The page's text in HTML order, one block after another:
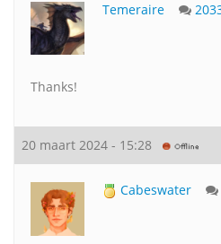
Temeraire
Thanks!
20 maart 2024 - 15:28
Cabeswater